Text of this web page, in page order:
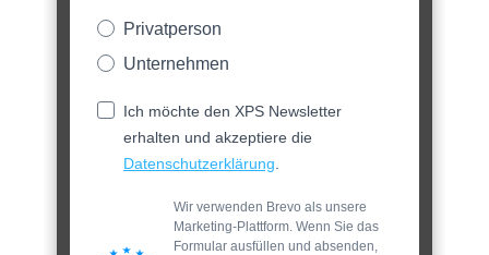
Privatperson
Unternehmen
Ich möchte den XPS Newsletter
erhalten und akzeptiere die
Datenschutzerklärung
Wir verwenden Brevo als unsere
Marketing-Plattform. Wenn Sie das
Formular ausfüllen und absenden,